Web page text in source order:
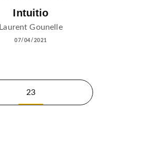
Intuitio
Laurent Gounelle
07/04/2021
23